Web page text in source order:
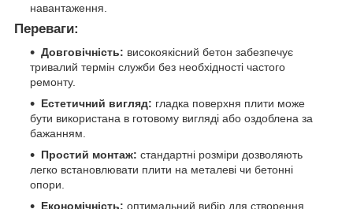
навантаження.
Переваги:
Довговічність: високоякісний бетон забезпечує
тривалий термін служби без необхідності частого
ремонту.
Естетичний вигляд: гладка поверхня плити може
бути використана в готовому вигляді або оздоблена за
бажанням.
Простий монтаж: стандартні розміри дозволяють
легко встановлювати плити на металеві чи бетонні
опори.
Економічність: оптимальний вибір для створення